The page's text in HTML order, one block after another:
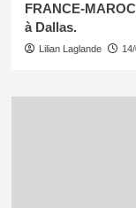
FRANCE-
à Dallas.
Lilian Laglande